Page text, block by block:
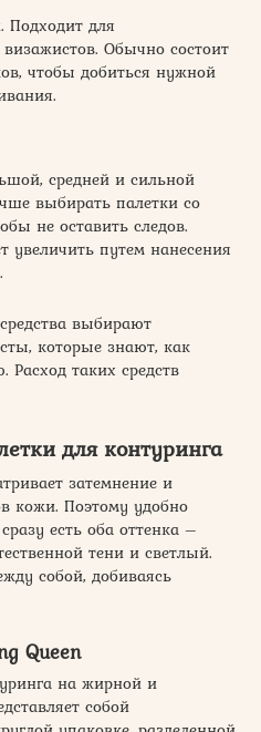
Подходит для
Обычно состоит
чтобы добиться нужной
средней и сильной
выбирать палетки со
не оставить следов.
путем нанесения
выбирают
которые знают, как
таких средств
для контуринга
затемнение и
кожи. Поэтому удобно
есть оба оттенка –
тени и светлый.
собой, добиваясь
Queen
на жирной и
собой